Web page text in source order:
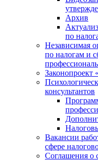
Архив
по
Независимая
по налогам и
Законопроект
консультантов
Вакансии
сфере
Соглашения о